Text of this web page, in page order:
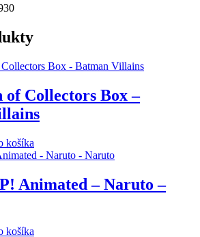
of Collectors Box –
košíka
Animated – Naruto –
košíka